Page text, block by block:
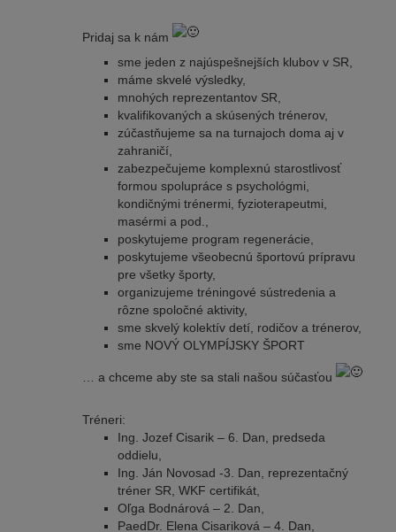
Pridaj sa k nám
sme jeden z najúspešnejších klubov v SR,
máme skvelé výsledky,
mnohých reprezentantov SR,
kvalifikovaných a skúsených trénerov,
zúčastňujeme sa na turnajoch doma aj v
zahraničí,
zabezpečujeme komplexnú starostlivosť
formou spolupráce s psychológmi,
kondičnými trénermi, fyzioterapeutmi,
masérmi a pod.,
poskytujeme program regenerácie,
poskytujeme všeobecnú športovú prípravu
pre všetky športy,
organizujeme tréningové sústredenia a
rôzne spoločné aktivity,
sme skvelý kolektív detí, rodičov a trénerov,
sme NOVÝ OLYMPÍJSKY ŠPORT
… a chceme aby ste sa stali našou súčasťou
Tréneri:
Ing. Jozef Cisarik – 6. Dan, predseda
oddielu,
Ing. Ján Novosad -3. Dan, reprezentačný
tréner SR, WKF certifikát,
Oľga Bodnárová – 2. Dan,
PaedDr. Elena Cisariková – 4. Dan,